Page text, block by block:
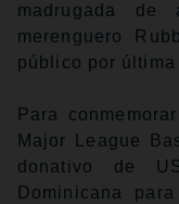
madrugada
merenguero
público por última
Para
Major League
donativo de
Dominicana